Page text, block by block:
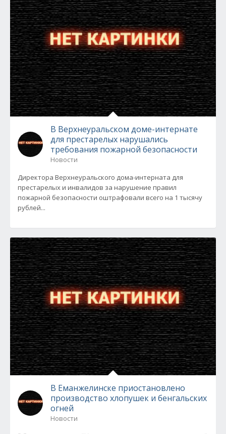
В Верхнеуральском доме-интернате
для престарелых нарушались
требования пожарной безопасности
Новости
Директора Верхнеуральского дома-интерната для
престарелых и инвалидов за нарушение правил
пожарной безопасности оштрафовали всего на 1 тысячу
рублей...
В Еманжелинске приостановлено
производство хлопушек и бенгальских
огней
Новости